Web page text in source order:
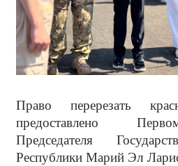
Право перерезать
предоставлено
Председателя
Республики Марий Эл